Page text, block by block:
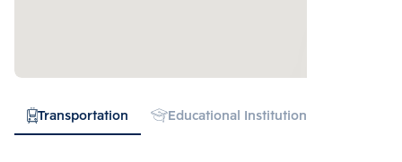
Transportation Educational Institution